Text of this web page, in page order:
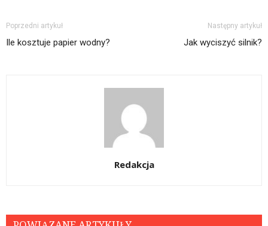
Poprzedni artykuł
Ile kosztuje papier wodny?
Następny artykuł
Jak wyciszyć silnik?
Redakcja